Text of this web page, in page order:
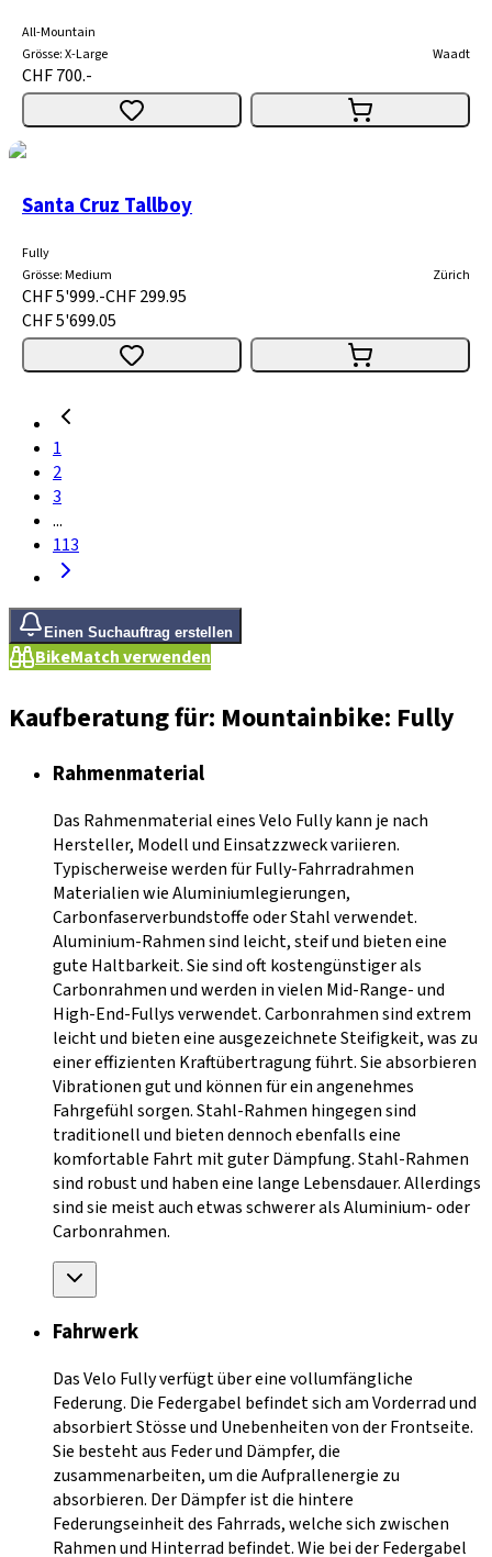
All-Mountain
Grösse:X-Large Waadt
CHF 700.-
Santa Cruz Tallboy
Fully
Grösse:Medium Zürich
CHF 5'999.-CHF 299.95
CHF 5'699.05
1
2
3
...
113
Einen Suchauftrag erstellen
BikeMatch verwenden
Kaufberatung für: Mountainbike: Fully
Rahmenmaterial
Das Rahmenmaterial eines Velo Fully kann je nach
Hersteller, Modell und Einsatzzweck variieren.
Typischerweise werden für Fully-Fahrradrahmen
Materialien wie Aluminiumlegierungen,
Carbonfaserverbundstoffe oder Stahl verwendet.
Aluminium-Rahmen sind leicht, steif und bieten eine
gute Haltbarkeit. Sie sind oft kostengünstiger als
Carbonrahmen und werden in vielen Mid-Range- und
High-End-Fullys verwendet. Carbonrahmen sind extrem
leicht und bieten eine ausgezeichnete Steifigkeit, was zu
einer effizienten Kraftübertragung führt. Sie absorbieren
Vibrationen gut und können für ein angenehmes
Fahrgefühl sorgen. Stahl-Rahmen hingegen sind
traditionell und bieten dennoch ebenfalls eine
komfortable Fahrt mit guter Dämpfung. Stahl-Rahmen
sind robust und haben eine lange Lebensdauer. Allerdings
sind sie meist auch etwas schwerer als Aluminium- oder
Carbonrahmen.
Fahrwerk
Das Velo Fully verfügt über eine vollumfängliche
Federung. Die Federgabel befindet sich am Vorderrad und
absorbiert Stösse und Unebenheiten von der Frontseite.
Sie besteht aus Feder und Dämpfer, die
zusammenarbeiten, um die Aufprallenergie zu
absorbieren. Der Dämpfer ist die hintere
Federungseinheit des Fahrrads, welche sich zwischen
Rahmen und Hinterrad befindet. Wie bei der Federgabel